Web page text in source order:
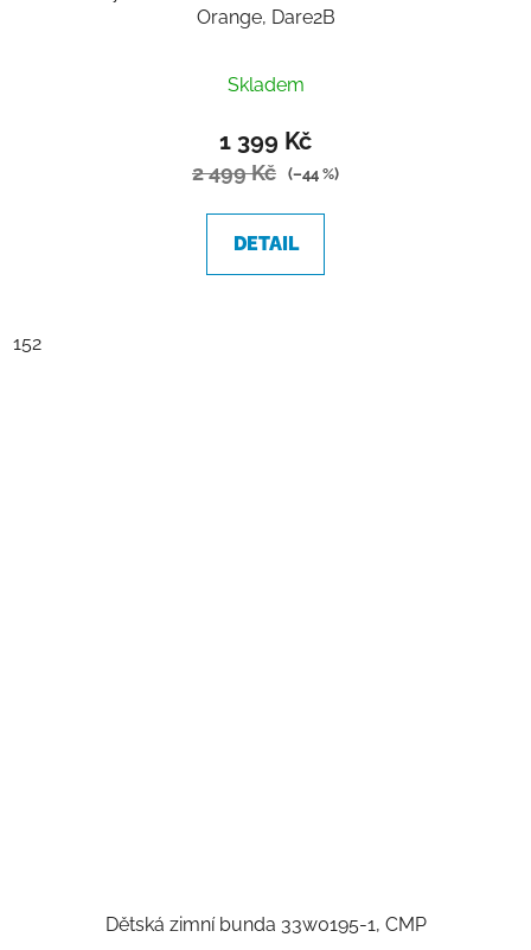
Orange, Dare2B
Skladem
1 399 Kč
2 499 Kč (–44 %)
DETAIL
152
Dětská zimní bunda 33w0195-1, CMP